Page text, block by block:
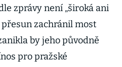
zprávy není „široká ani
zachránil most
by jeho původně
pro pražské